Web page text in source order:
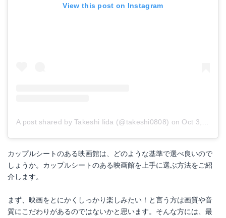
View this post on Instagram
A post shared by Takeshi Iida (@takeshi0808) on Oct 3, 2018 at 8:55pm PDT
カップルシートのある映画館は、どのような基準で選べ良いので
しょうか。カップルシートのある映画館を上手に選ぶ方法をご紹
介します。
まず、映画をとにかくしっかり楽しみたい！と言う方は画質や音
質にこだわりがあるのではないかと思います。そんな方には、最